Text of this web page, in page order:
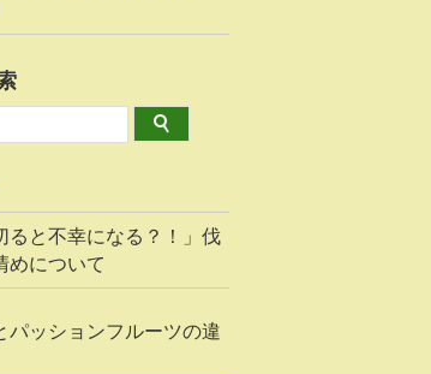
ると不幸になる？！」伐
めについて
パッションフルーツの違